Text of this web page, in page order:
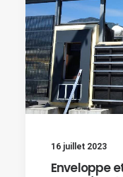
16 juillet 2023
Enveloppe